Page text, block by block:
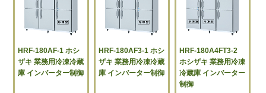
HRF-180AF-1 ホシ
ザキ 業務用冷凍冷蔵
庫 インバーター制御
HRF-180AF3-1 ホシ
ザキ 業務用冷凍冷蔵
庫 インバーター制御
HRF-180A4FT3-2
ホシザキ 業務用冷凍
冷蔵庫 インバーター
制御